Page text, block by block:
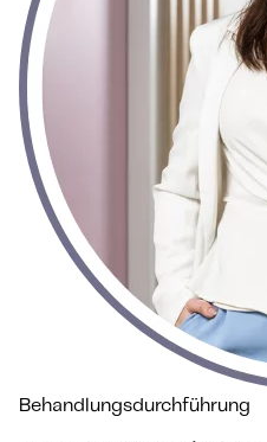
Behandlungsdurchführung